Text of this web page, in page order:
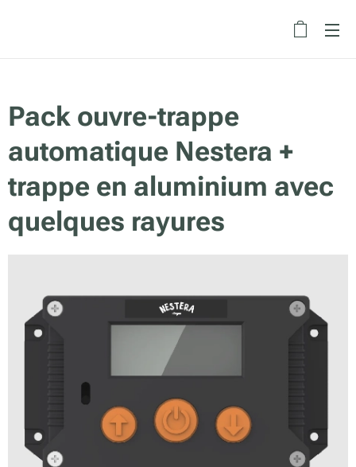
Pack ouvre-trappe
automatique Nestera +
trappe en aluminium avec
quelques rayures